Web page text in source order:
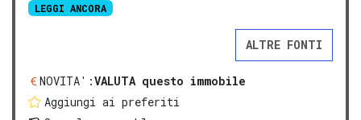
LEGGI ANCORA
ALTRE FONTI
NOVITA':VALUTA questo immobile
Aggiungi ai preferiti